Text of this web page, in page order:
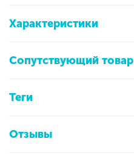
Характеристики
Сопутствующий товар
Теги
Отзывы